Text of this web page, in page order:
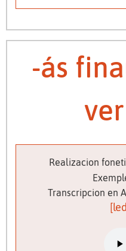
-ás
Realizacion
Transcripcion en